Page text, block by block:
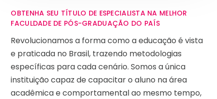
OBTENHA SEU TÍTULO DE ESPECIALISTA NA MELHOR
FACULDADE DE PÓS-GRADUAÇÃO DO PAÍS
Revolucionamos a forma como a educação é vista
e praticada no Brasil, trazendo metodologias
específicas para cada cenário. Somos a única
instituição capaz de capacitar o aluno na área
acadêmica e comportamental ao mesmo tempo,